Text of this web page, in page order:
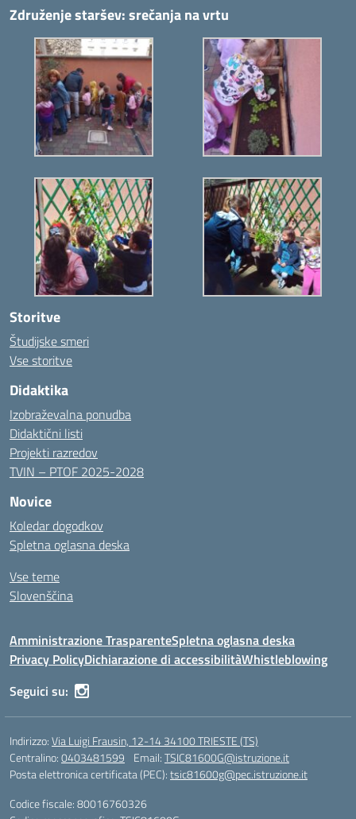
Združenje staršev: srečanja na vrtu
Storitve
Študijske smeri
Vse storitve
Didaktika
Izobraževalna ponudba
Didaktični listi
Projekti razredov
TVIN – PTOF 2025-2028
Novice
Koledar dogodkov
Spletna oglasna deska
Vse teme
Slovenščina
Amministrazione TrasparenteSpletna oglasna deska
Privacy PolicyDichiarazione di accessibilitàWhistleblowing
Seguici su:
Indirizzo:Via Luigi Frausin, 12-14 34100 TRIESTE (TS)
Centralino:0403481599 Email:TSIC81600G@istruzione.it
Posta elettronica certificata (PEC):tsic81600g@pec.istruzione.it
Codice fiscale: 80016760326